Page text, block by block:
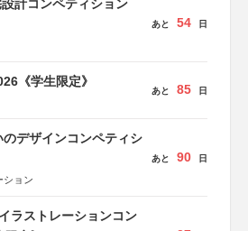
計コンペティション
あと 54 日
《学生限定》
あと 85 日
デザインコンペティシ
ション
あと 90 日
ラストレーションコン